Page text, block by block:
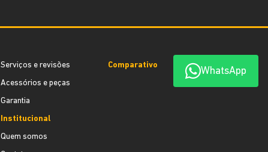
WhatsApp
Serviços e revisões
Acessórios e peças
Garantia
Institucional
Quem somos
Comparativo